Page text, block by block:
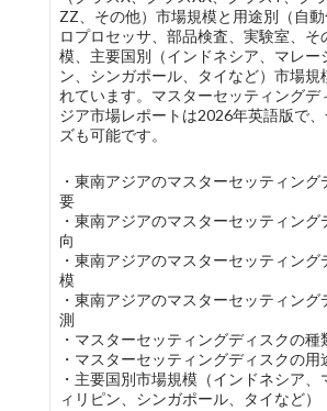
ZZ、その他）市場規模と用途別（自
ロプロセッサ、部品検査、実験室、そ
模、主要国別（インドネシア、マレー
ン、シンガポール、タイなど）市場規
れています。マスターセッティングデ
ジア市場レポートは2026年英語版で
ズも可能です。
・東南アジアのマスターセッティン
要
・東南アジアのマスターセッティング
向
・東南アジアのマスターセッティング
模
・東南アジアのマスターセッティン
測
・マスターセッティングディスクの種
・マスターセッティングディスクの用
・主要国別市場規模（インドネシア、
ィリピン、シンガポール、タイなど）